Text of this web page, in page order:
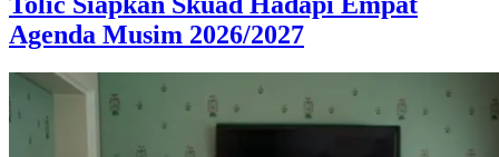
Agenda Musim 2026/2027